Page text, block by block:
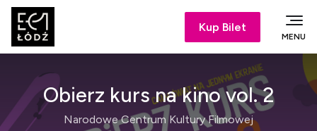
Kup Bilet
MENU
Obierz kurs na kino vol. 2
Narodowe Centrum Kultury Filmowej